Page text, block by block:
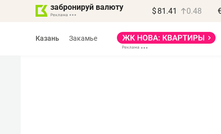
забронируй валюту $ 81.41 0.48
Казань Закамье